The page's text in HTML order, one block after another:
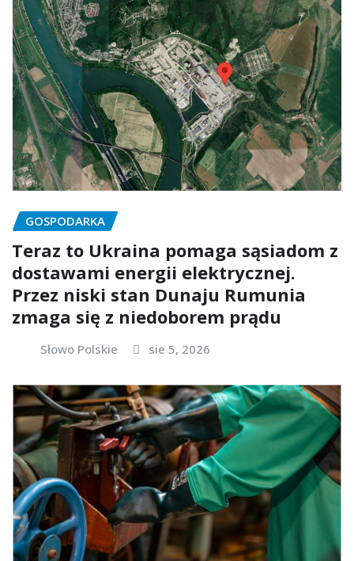
GOSPODARKA
Teraz to Ukraina pomaga sąsiadom z
dostawami energii elektrycznej.
Przez niski stan Dunaju Rumunia
zmaga się z niedoborem prądu
Słowo Polskie sie 5, 2026